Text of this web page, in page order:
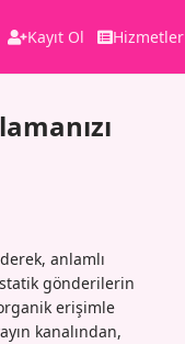
Kayıt Ol Hizmetler
anlamlı
gönderilerin
erişimle
kanalından,